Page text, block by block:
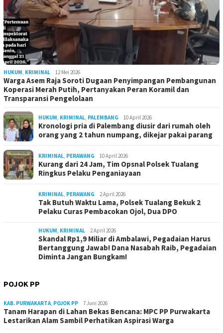
HUKUM, KRIMINAL 12 Mei 2026
Warga Asem Raja Soroti Dugaan Penyimpangan Pembangunan
Koperasi Merah Putih, Pertanyakan Peran Koramil dan
Transparansi Pengelolaan
HUKUM, KRIMINAL, PALEMBANG 10 April 2026
Kronologi pria di Palembang diusir dari rumah oleh
orang yang 2 tahun numpang, dikejar pakai parang
KRIMINAL, PERAWANG 10 April 2026
Kurang dari 24 Jam, Tim Opsnal Polsek Tualang
Ringkus Pelaku Penganiayaan
KRIMINAL, PERAWANG 2 April 2026
Tak Butuh Waktu Lama, Polsek Tualang Bekuk 2
Pelaku Curas Pembacokan Ojol, Dua DPO
HUKUM, KRIMINAL 2 April 2026
Skandal Rp1,9 Miliar di Ambalawi, Pegadaian Harus
Bertanggung Jawab! Dana Nasabah Raib, Pegadaian
Diminta Jangan Bungkam!
POJOK PP
KAB. PURWAKARTA, POJOK PP 7 Juni 2026
Tanam Harapan di Lahan Bekas Bencana: MPC PP Purwakarta
Lestarikan Alam Sambil Perhatikan Aspirasi Warga